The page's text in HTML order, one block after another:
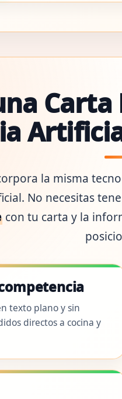
la misma
No necesitas
con tu carta y la
texto plano y sin
directos a cocina y